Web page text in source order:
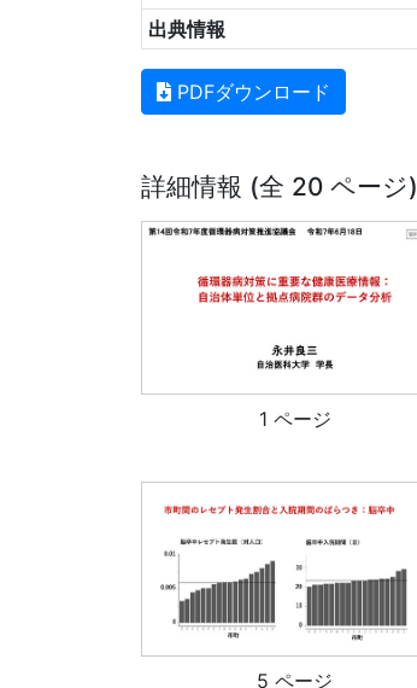
出典情報
PDFダウンロード
詳細情報 (全 20 ページ)
1 ページ
5 ページ